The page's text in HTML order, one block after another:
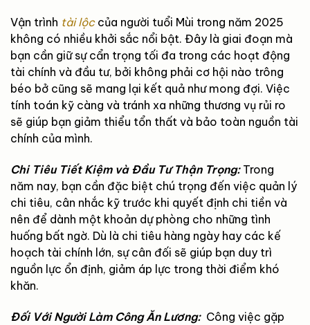
Vận trình tài lộccủa người tuổi Mùi trong năm 2025
không có nhiều khởi sắc nổi bật. Đây là giai đoạn mà
bạn cần giữ sự cẩn trọng tối đa trong các hoạt động
tài chính và đầu tư, bởi không phải cơ hội nào trông
béo bở cũng sẽ mang lại kết quả như mong đợi. Việc
tính toán kỹ càng và tránh xa những thương vụ rủi ro
sẽ giúp bạn giảm thiểu tổn thất và bảo toàn nguồn tài
chính của mình.
Chi Tiêu Tiết Kiệm và Đầu Tư Thận Trọng: Trong
năm nay, bạn cần đặc biệt chú trọng đến việc quản lý
chi tiêu, cân nhắc kỹ trước khi quyết định chi tiền và
nên để dành một khoản dự phòng cho những tình
huống bất ngờ. Dù là chi tiêu hàng ngày hay các kế
hoạch tài chính lớn, sự cân đối sẽ giúp bạn duy trì
nguồn lực ổn định, giảm áp lực trong thời điểm khó
khăn.
Đối Với Người Làm Công Ăn Lương: Công việc gặp